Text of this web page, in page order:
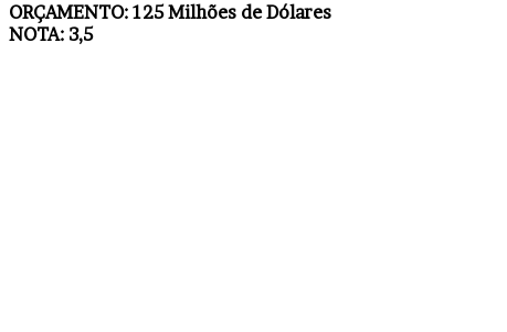
ORÇAMENTO: 125 Milhões de Dólares
NOTA: 3,5